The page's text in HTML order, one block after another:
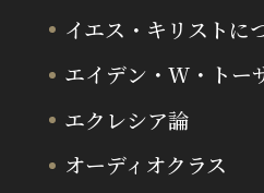
イエス・キリストに
エイデン・W・トー
エクレシア論
オーディオクラス